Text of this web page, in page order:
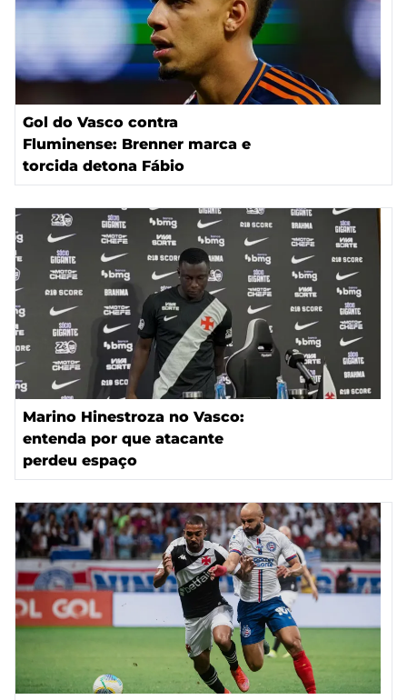
Gol do Vasco contra
Fluminense: Brenner marca e
torcida detona Fábio
Marino Hinestroza no Vasco:
entenda por que atacante
perdeu espaço